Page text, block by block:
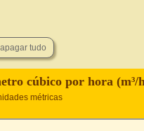
cúbico por hora (m³/
métricas